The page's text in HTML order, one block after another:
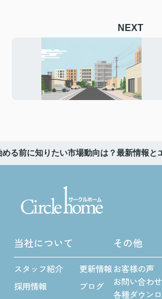
NEXT
る前に知りたい市場動向は？最新情報と
当社について
スタッフ紹介
更新情報
採用情報
ブログ
その他
お客様の声
お問い合わせ
各種ダウン